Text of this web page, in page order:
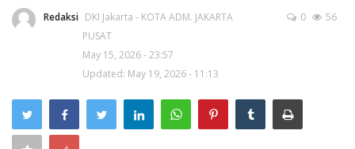
Makan Bergizi
Warkop Digital
Pelanggaran
Ketertiban
Redaksi DKI Jakarta - KOTA ADM. JAKARTA
PUSAT
May 15, 2026 - 23:57
Updated: May 19, 2026 - 11:13
0 56